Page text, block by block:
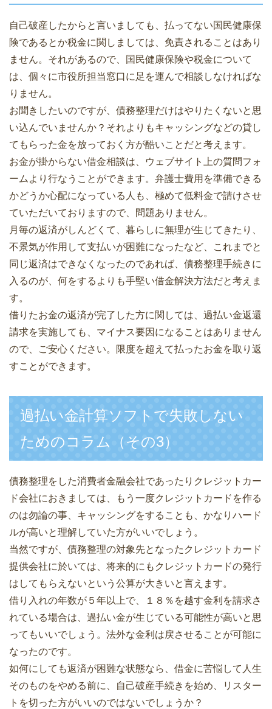
自己破産したからと言いましても、払ってない国民健康保
険であるとか税金に関しましては、免責されることはあり
ません。それがあるので、国民健康保険や税金について
は、個々に市役所担当窓口に足を運んで相談しなければな
りません。
お聞きしたいのですが、債務整理だけはやりたくないと思
い込んでいませんか？それよりもキャッシングなどの貸し
てもらった金を放っておく方が酷いことだと考えます。
お金が掛からない借金相談は、ウェブサイト上の質問フォ
ームより行なうことができます。弁護士費用を準備できる
かどうか心配になっている人も、極めて低料金で請けさせ
ていただいておりますので、問題ありません。
月毎の返済がしんどくて、暮らしに無理が生じてきたり、
不景気が作用して支払いが困難になったなど、これまでと
同じ返済はできなくなったのであれば、債務整理手続きに
入るのが、何をするよりも手堅い借金解決方法だと考えま
す。
借りたお金の返済が完了した方に関しては、過払い金返還
請求を実施しても、マイナス要因になることはありません
ので、ご安心ください。限度を超えて払ったお金を取り返
すことができます。
過払い金計算ソフトで失敗しない
ためのコラム（その3）
債務整理をした消費者金融会社であったりクレジットカー
ド会社におきましては、もう一度クレジットカードを作る
のは勿論の事、キャッシングをすることも、かなりハード
ルが高いと理解していた方がいいでしょう。
当然ですが、債務整理の対象先となったクレジットカード
提供会社に於いては、将来的にもクレジットカードの発行
はしてもらえないという公算が大きいと言えます。
借り入れの年数が５年以上で、１８％を越す金利を請求さ
れている場合は、過払い金が生じている可能性が高いと思
ってもいいでしょう。法外な金利は戻させることが可能に
なったのです。
如何にしても返済が困難な状態なら、借金に苦悩して人生
そのものをやめる前に、自己破産手続きを始め、リスター
トを切った方がいいのではないでしょうか？